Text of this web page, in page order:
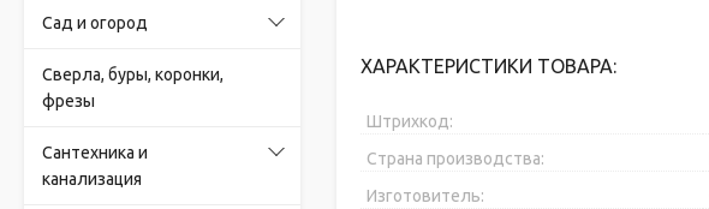
Сад и огород
Сверла, буры, коронки,
фрезы
Сантехника и
канализация
ХАРАКТЕРИСТИКИ ТОВАРА:
Штрихкод:
Страна производства:
Изготовитель: